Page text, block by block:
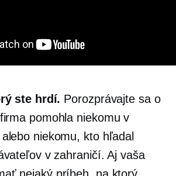
ste hrdí. Porozprávajte sa o
pomohla niekomu v
niekomu, kto hľadal
v zahraničí. Aj vaša